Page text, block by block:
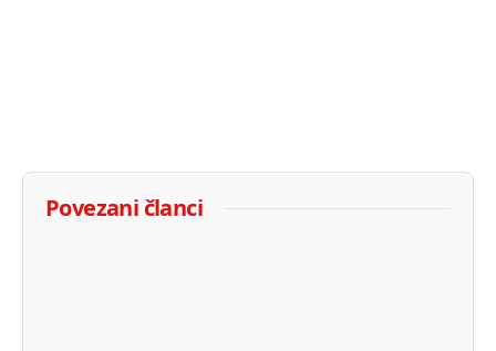
Povezani članci